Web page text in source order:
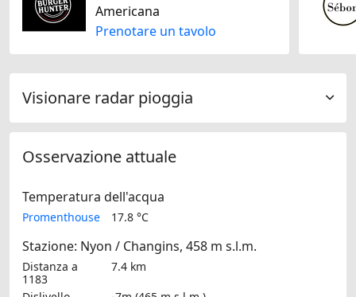
Americana
Prenotare un tavolo
Visionare radar pioggia
Osservazione attuale
Temperatura dell'acqua
Promenthouse 17.8 °C
Stazione: Nyon / Changins, 458 m s.l.m.
Distanza a
1183
7.4 km